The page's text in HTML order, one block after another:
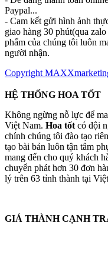
Paypal...
- Cam kết gửi hình ảnh
giao hàng 30 phút(qua
phẩm của chúng tôi luôn
người nhận.
Copyright
HỆ THỐNG HOA TỐT
Không ngừng nỗ lực để
Việt Nam. Hoa tốt có đội
chính chúng tôi đào tạo
tạo bài bản luôn tận tâm
mang đến cho quý khách
chuyển phát hơn 30 đơn
lý trên 63 tỉnh thành tại
GIÁ THÀNH CẠNH